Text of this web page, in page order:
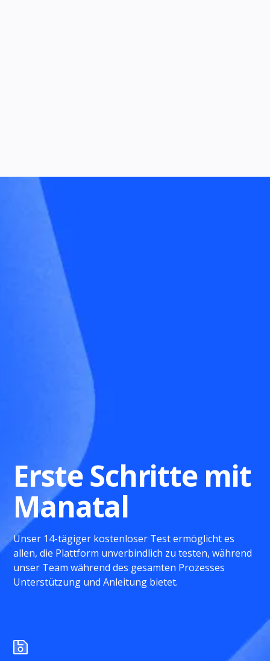
Erste Schritte mit
Manatal
Unser 14-tägiger kostenloser Test ermöglicht es
allen, die Plattform unverbindlich zu testen, während
unser Team während des gesamten Prozesses
Unterstützung und Anleitung bietet.